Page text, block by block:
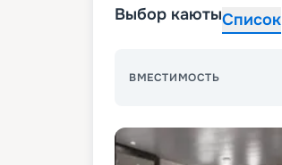
Выбор каютыСписок
ВМЕСТИМОСТЬ